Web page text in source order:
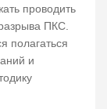
проводить
ПКС.
полагаться
и